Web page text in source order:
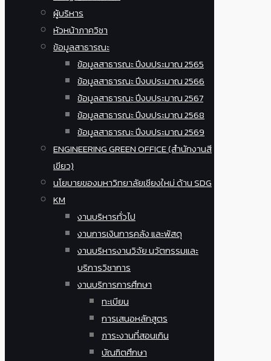
ผู้บริหาร
หัวหน้าภาควิชา
ข้อมูลสาธารณะ
ข้อมูลสาธารณะ ปีงบประมาณ 2565
ข้อมูลสาธารณะ ปีงบประมาณ 2566
ข้อมูลสาธารณะ ปีงบประมาณ 2567
ข้อมูลสาธารณะ ปีงบประมาณ 2568
ข้อมูลสาธารณะ ปีงบประมาณ 2569
ENGINEERING GREEN OFFICE (สำนักงานสี
เขียว)
นโยบายของมหาวิทยาลัยเชียงใหม่ ด้าน SDG
KM
งานบริหารทั่วไป
งานการเงินการคลัง และพัสดุ
งานบริหารงานวิจัย นวัตกรรมและ
บริการวิชาการ
งานบริการการศึกษา
ทะเบียน
การเสนอหลักสูตร
ภาระงานที่สอนเกิน
บัณฑิตศึกษา